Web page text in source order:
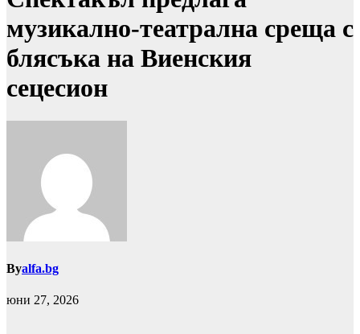
музикално-театрална среща с
блясъка на Виенския
сецесион
Byalfa.bg
юни 27, 2026